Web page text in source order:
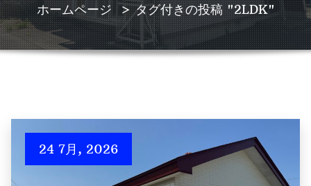
ホームページ>タグ付きの投稿 "2LDK"
24 7月, 2026